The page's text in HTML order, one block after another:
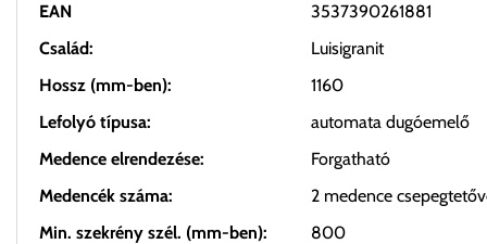
EAN
3537390261881
Család:
Luisigranit
Hossz (mm-ben):
1160
Lefolyó típusa:
automata dugóemelő
Medence elrendezése:
Forgatható
Medencék száma:
2 medence
Min. szekrény szél. (mm-ben):
800